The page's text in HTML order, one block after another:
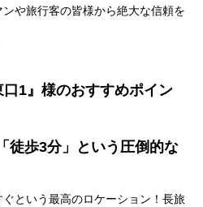
や旅行客の皆様から絶大な信頼を
口1』様のおすすめポイン
歩3分」という圧倒的な
という最高のロケーション！長旅